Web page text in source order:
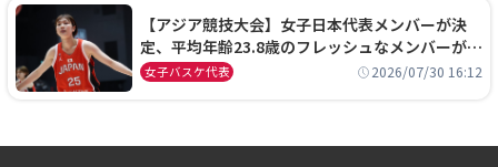
【アジア競技大会】女子日本代表メンバーが決
定、平均年齢23.8歳のフレッシュなメンバーが日
本開催の大舞台で頂点を狙う
女子バスケ代表 2026/07/30 16:12